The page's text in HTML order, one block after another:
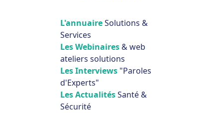
L'annuaireSolutions &
Services
Les Webinaires& web
ateliers solutions
Les Interviews "Paroles
d'Experts"
Les ActualitésSanté &
Sécurité